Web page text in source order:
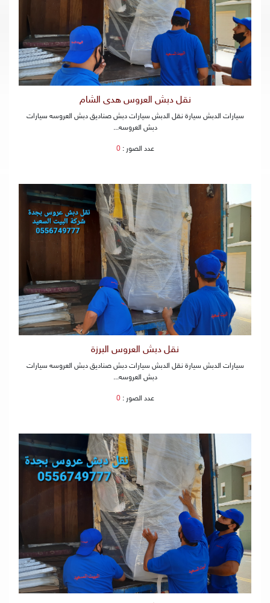
نقل دبش العروس هدى الشام
سيارات الدبش سيارة نقل الدبش سيارات دبش صناديق دبش العروسه سيارات
دبش العروسه...
عدد الصور :0
نقل دبش العروس البرزة
سيارات الدبش سيارة نقل الدبش سيارات دبش صناديق دبش العروسه سيارات
دبش العروسه...
عدد الصور :0